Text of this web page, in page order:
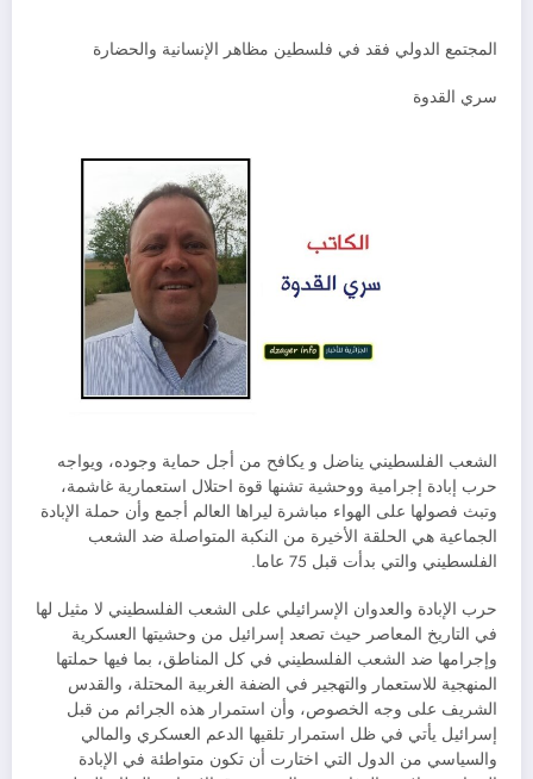
المجتمع الدولي فقد في فلسطين مظاهر الإنسانية والحضارة
سري القدوة
الشعب الفلسطيني يناضل و يكافح من أجل حماية وجوده، ويواجه
حرب إبادة إجرامية ووحشية تشنها قوة احتلال استعمارية غاشمة،
وتبث فصولها على الهواء مباشرة ليراها العالم أجمع وأن حملة الإبادة
الجماعية هي الحلقة الأخيرة من النكبة المتواصلة ضد الشعب
الفلسطيني والتي بدأت قبل 75 عاما.
حرب الإبادة والعدوان الإسرائيلي على الشعب الفلسطيني لا مثيل لها
في التاريخ المعاصر حيث تصعد إسرائيل من وحشيتها العسكرية
وإجرامها ضد الشعب الفلسطيني في كل المناطق، بما فيها حملتها
المنهجية للاستعمار والتهجير في الضفة الغربية المحتلة، والقدس
الشريف على وجه الخصوص، وأن استمرار هذه الجرائم من قبل
إسرائيل يأتي في ظل استمرار تلقيها الدعم العسكري والمالي
والسياسي من الدول التي اختارت أن تكون متواطئة في الإبادة